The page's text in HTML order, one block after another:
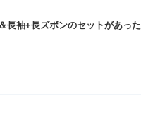
袖+長ズボンのセットがあっ